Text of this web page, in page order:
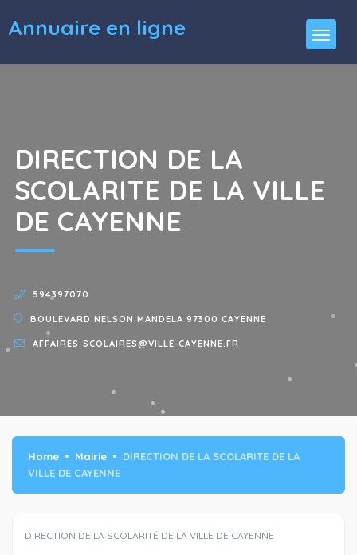
Annuaire en ligne
DIRECTION DE LA
SCOLARITE DE LA VILLE
DE CAYENNE
594397070
BOULEVARD NELSON MANDELA 97300 CAYENNE
AFFAIRES-SCOLAIRES@VILLE-CAYENNE.FR
Home Mairie
DIRECTION DE LA SCOLARITE DE LA
VILLE DE CAYENNE
DIRECTION DE LA SCOLARITÉ DE LA VILLE DE CAYENNE